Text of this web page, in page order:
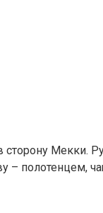
сторону
– полотенцем,